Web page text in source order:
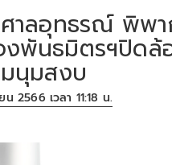
าลอุทธรณ์ พิพ
พันธมิตรฯปิดล้
นุมสงบ
2566 เวลา 11:18 น.